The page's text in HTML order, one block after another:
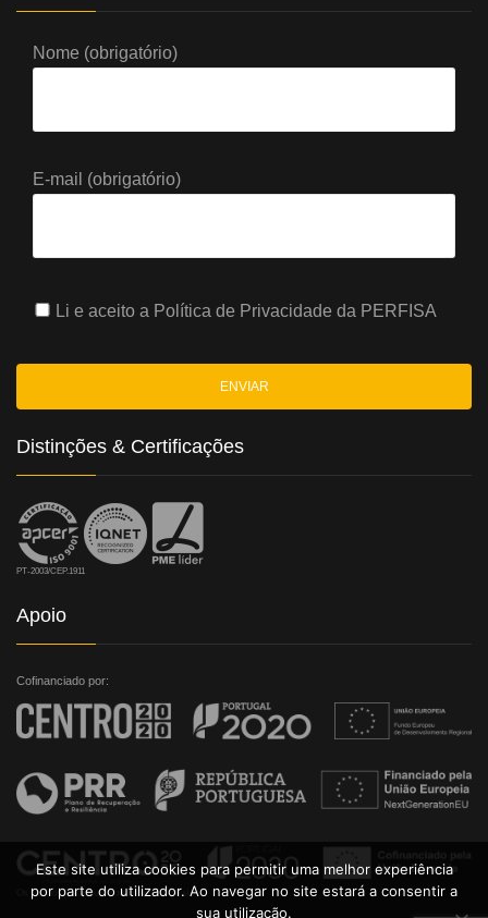
Nome (obrigatório)
E-mail (obrigatório)
Li e aceito a Política de Privacidade da PERFISA
Distinções & Certificações
PT-2003/CEP.1911
Apoio
Cofinanciado por:
Este site utiliza cookies para permitir uma melhor experiência
por parte do utilizador. Ao navegar no site estará a consentir a
sua utilização.